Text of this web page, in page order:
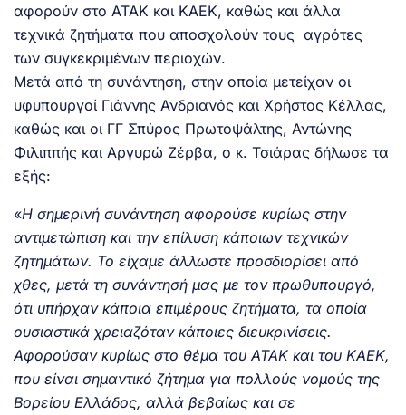
αφορούν στο ΑΤΑΚ και ΚΑΕΚ, καθώς και άλλα
τεχνικά ζητήματα που αποσχολούν τους αγρότες
των συγκεκριμένων περιοχών.
Μετά από τη συνάντηση, στην οποία μετείχαν οι
υφυπουργοί Γιάννης Ανδριανός και Χρήστος Κέλλας,
καθώς και οι ΓΓ Σπύρος Πρωτοψάλτης, Αντώνης
Φιλιππής και Αργυρώ Ζέρβα, ο κ. Τσιάρας δήλωσε τα
εξής:
«Η σημερινή συνάντηση αφορούσε κυρίως στην
αντιμετώπιση και την επίλυση κάποιων τεχνικών
ζητημάτων. Το είχαμε άλλωστε προσδιορίσει από
χθες, μετά τη συνάντησή μας με τον πρωθυπουργό,
ότι υπήρχαν κάποια επιμέρους ζητήματα, τα οποία
ουσιαστικά χρειαζόταν κάποιες διευκρινίσεις.
Αφορούσαν κυρίως στο θέμα του ΑΤΑΚ και του ΚΑΕΚ,
που είναι σημαντικό ζήτημα για πολλούς νομούς της
Βορείου Ελλάδος, αλλά βεβαίως και σε